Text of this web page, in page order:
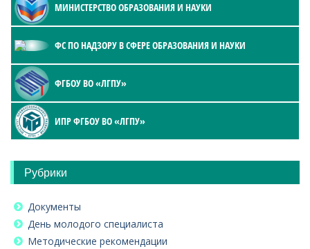
МИНИСТЕРСТВО ОБРАЗОВАНИЯ И НАУКИ
ФС ПО НАДЗОРУ В СФЕРЕ ОБРАЗОВАНИЯ И НАУКИ
ФГБОУ ВО «ЛГПУ»
ИПР ФГБОУ ВО «ЛГПУ»
Рубрики
Документы
День молодого специалиста
Методические рекомендации